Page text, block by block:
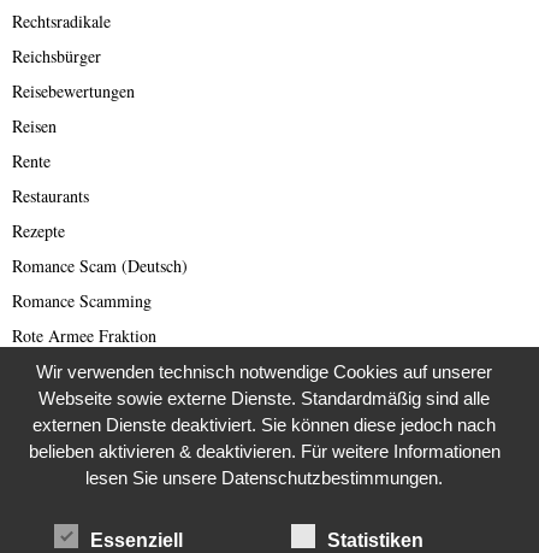
Rechtsradikale
Reichsbürger
Reisebewertungen
Reisen
Rente
Restaurants
Rezepte
Romance Scam (Deutsch)
Romance Scamming
Rote Armee Fraktion
Rund ums Buch
Russland
Saar-Lor-Lux
Scammer Ticker
Wir verwenden technisch notwendige Cookies auf unserer
Webseite sowie externe Dienste. Standardmäßig sind alle
externen Dienste deaktiviert. Sie können diese jedoch nach
belieben aktivieren & deaktivieren. Für weitere Informationen
lesen Sie unsere Datenschutzbestimmungen.
Essenziell Statistiken